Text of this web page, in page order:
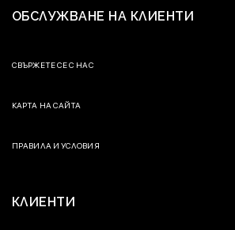
ОБСЛУЖВАНЕ НА КЛИЕНТИ
СВЪРЖЕТЕ СЕ С НАС
КАРТА НА САЙТА
ПРАВИЛА И УСЛОВИЯ
КЛИЕНТИ